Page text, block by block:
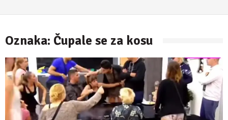
Oznaka: Čupale se za kosu